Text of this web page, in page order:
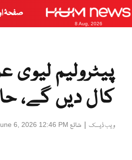
8 Aug, 2026
صفحۂ
پیٹرولیم
کال دیں گے،
ویب ڈیسک | شائع 6, 2026 12:46 PM